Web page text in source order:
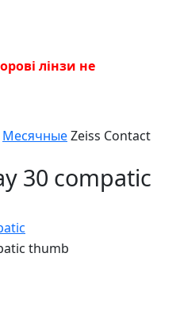
лінзи не
МесячныеZeiss Contact
30 compatic